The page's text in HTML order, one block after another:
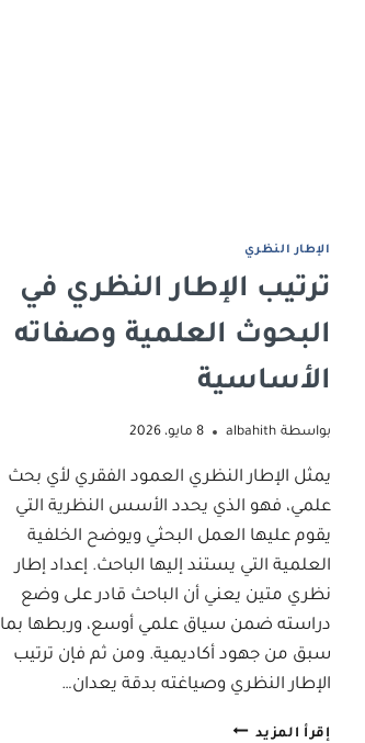
اﻹﻃﺎر اﻟﻨﻈﺮي
ترتيب الإطار النظري في
البحوث العلمية وصفاته
الأساسية
بواسطة albahith 8 مايو، 2026
يمثل الإطار النظري العمود الفقري لأي بحث
علمي، فهو الذي يحدد الأسس النظرية التي
يقوم عليها العمل البحثي ويوضح الخلفية
العلمية التي يستند إليها الباحث. إعداد إطار
نظري متين يعني أن الباحث قادر على وضع
دراسته ضمن سياق علمي أوسع، وربطها بما
سبق من جهود أكاديمية. ومن ثم فإن ترتيب
الإطار النظري وصياغته بدقة يعدان…
إقرأ المزيد ترتيب